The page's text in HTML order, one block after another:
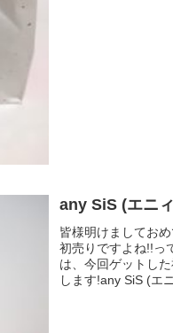
any SiS (エニ
皆様明けましてお
初売りですよね!!っ
は、今回ゲットし
します!any SiS (エニ